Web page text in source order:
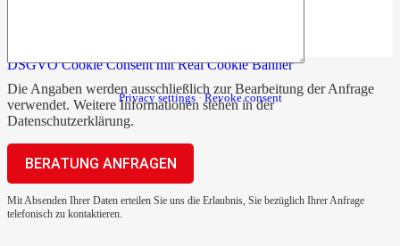
Die Angaben werden ausschließlich zur Bearbeitung der Anfrage
verwendet. Weitere Informationen stehen in der
Datenschutzerklärung.
Mit Absenden Ihrer Daten erteilen Sie uns die Erlaubnis, Sie bezüglich Ihrer Anfrage
telefonisch zu kontaktieren.
DSGVO Cookie Consent mit Real Cookie Banner
Privacy settings ·Revoke consent